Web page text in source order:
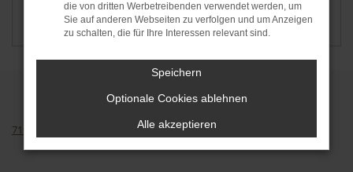
Ford Škoda
7192 Bewertungen auf ProvenExpert.com
die von dritten Werbetreibenden verwendet werden, um
Sie auf anderen Webseiten zu verfolgen und um Anzeigen
zu schalten, die für Ihre Interessen relevant sind.
Speichern
Optionale Cookies ablehnen
Alle akzeptieren